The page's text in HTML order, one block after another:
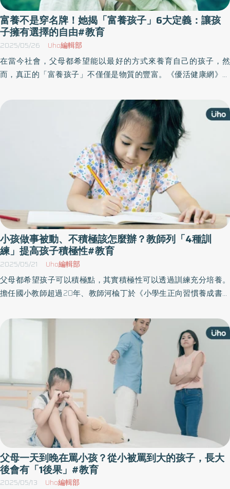
富養不是穿名牌！她揭「富養孩子」6大定義：讓孩
子擁有選擇的自由#教育
2025/05/26 Uho編輯部
在當今社會，父母都希望能以最好的方式來養育自己的孩子，然
而，真正的「富養孩子」不僅僅是物質的豐富。《優活健康網》特
大定義」，富養從來不是只堆積金錢，而是給孩子眼界、底氣和選
擇的自由，因為孩子永遠值得對好的。
小孩做事被動、不積極該怎麼辦？教師列「4種訓
練」提高孩子積極性#教育
2025/05/21 Uho編輯部
父母都希望孩子可以積極點，其實積極性可以透過訓練充分培養。
擔任國小教師超過20年、教師河楡丁於《小學生正向習慣養成書》
案，更讓父母用具體技巧協助孩子，藉由生活中的練習，為孩子建
立面對未來的最強軟實力。以下為原書摘文：
父母一天到晚在罵小孩？從小被罵到大的孩子，長大
後會有「1後果」#教育
2025/05/13 Uho編輯部